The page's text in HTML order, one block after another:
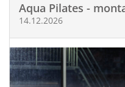
Aqua Pilates -
14.12.2026